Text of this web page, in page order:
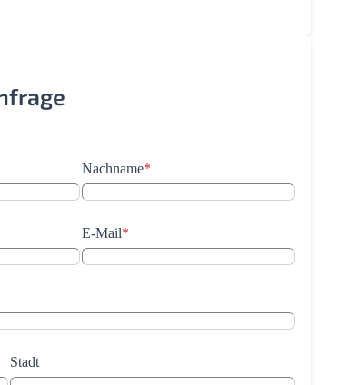
Nachname*
E-Mail*
Stadt